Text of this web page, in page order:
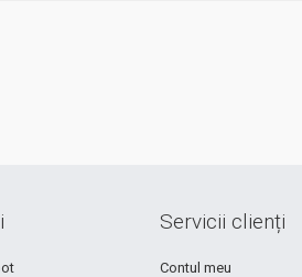
Servicii clienți
Contul meu